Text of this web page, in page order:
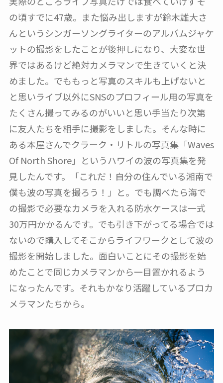
の頃すでに47歳。また悩み出しますが鈴木雄大さ
んというシンガーソングライターのアルバムジャケ
ットの撮影をしたことが後押しになり、大変な世
界ではあるけど絶対カメラマンで生きていくと決
めました。でももっと写真のスキルも上げないと
と思いライブ以外にSNSのプロフィール用の写真を
たくさん撮ってみるのがいいと思い手当たり次第
に友人たちを相手に撮影をしました。そんな時に
ある本屋さんでクラーク・リトルの写真集「Waves
Of North Shore」というハワイの波の写真集を発
見したんです。「これだ！自分の住んでいる湘南で
僕も波の写真を撮ろう！」と。でも調べたら海で
の撮影で必要なカメラを入れる防水ケースは一式
30万円かかるんです。でも引き下がってる場合では
ないので購入してそこからライフワークとして波の
撮影を開始しました。面白いことにその撮影を始
めたことで同じカメラマンから一目置かれるよう
になったんです。それもかなり活躍しているプロカ
メラマンたちから。